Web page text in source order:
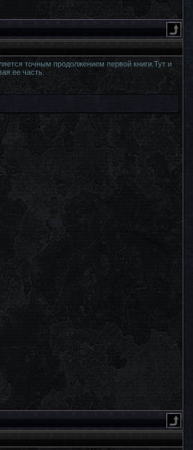
точным продолжением первой книги.Тут и
ее часть.